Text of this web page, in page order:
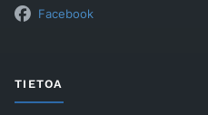
Facebook
TIETOA